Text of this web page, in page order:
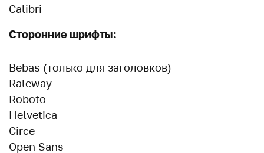
Calibri
Сторонние шрифты:
Bebas (только для заголовков)
Raleway
Roboto
Helvetica
Circe
Open Sans